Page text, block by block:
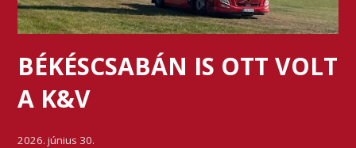
BÉKÉSCSABÁN IS OTT VOLT
A K&V
2026. június 30.